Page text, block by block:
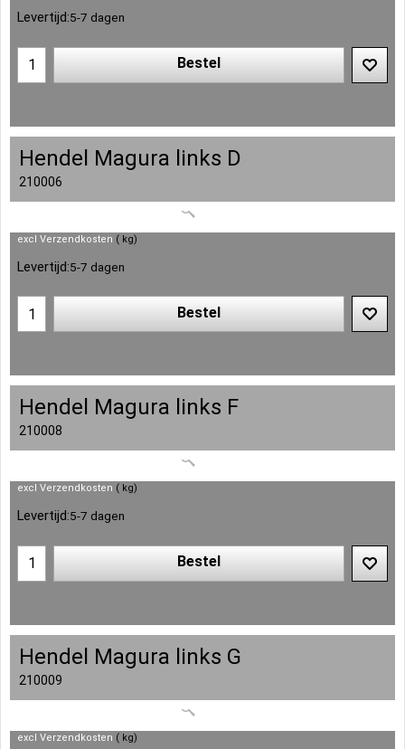
Levertijd:5-7 dagen
Bestel
Hendel Magura links D
210006
excl Verzendkosten kg
Levertijd:5-7 dagen
Bestel
Hendel Magura links F
210008
excl Verzendkosten kg
Levertijd:5-7 dagen
Bestel
Hendel Magura links G
210009
excl Verzendkosten kg